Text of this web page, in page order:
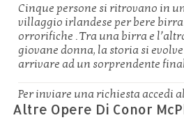
Cinque persone si ritrovano in
villaggio irlandese per bere
orrorifiche . Tra una birra e
giovane donna, la storia si
arrivare ad un sorprendente
Per inviare una richiesta accedi
Altre Opere Di Conor